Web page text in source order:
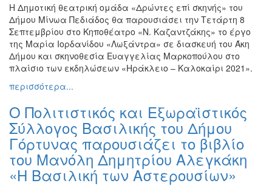
Η Δημοτική θεατρική ομάδα «Δρώντες επί σκηνής» του
Δήμου Μίνωα Πεδιάδος θα παρουσιάσει την Τετάρτη 8
Σεπτεμβρίου στο Κηποθέατρο «Ν. Καζαντζάκης» το έργο
της Μαρία Ιορδανίδου «Λωξάντρα» σε διασκευή του Άκη
Δήμου και σκηνοθεσία Ευαγγελίας Μαρκοπούλου στο
πλαίσιο των εκδηλώσεων «Ηράκλειο – Καλοκαίρι 2021».
περισσότερα...
Ο Πολιτιστικός και Εξωραϊστικός
Σύλλογος Βασιλικής του Δήμου
Γόρτυνας παρουσιάζει το βιβλίο
του Μανόλη Δημητρίου Αλεγκάκη
«Η Βασιλική των Αστερουσίων»